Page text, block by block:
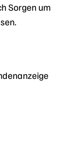
Sorgen um